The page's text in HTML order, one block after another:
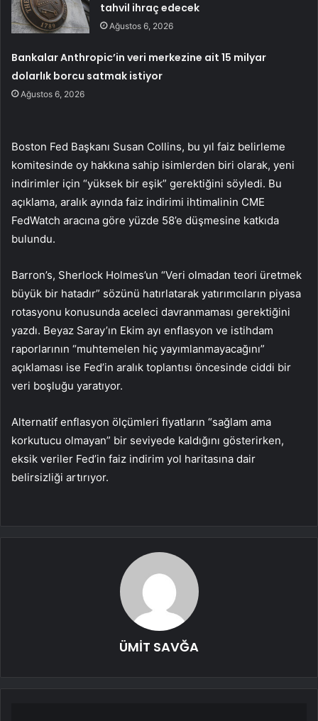
tahvil ihraç edecek
Ağustos 6, 2026
Bankalar Anthropic’in veri merkezine ait 15 milyar
dolarlık borcu satmak istiyor
Ağustos 6, 2026
Boston Fed Başkanı Susan Collins, bu yıl faiz belirleme
komitesinde oy hakkına sahip isimlerden biri olarak, yeni
indirimler için “yüksek bir eşik” gerektiğini söyledi. Bu
açıklama, aralık ayında faiz indirimi ihtimalinin CME
FedWatch aracına göre yüzde 58’e düşmesine katkıda
bulundu.
Barron’s, Sherlock Holmes’un “Veri olmadan teori üretmek
büyük bir hatadır” sözünü hatırlatarak yatırımcıların piyasa
rotasyonu konusunda aceleci davranmaması gerektiğini
yazdı. Beyaz Saray’ın Ekim ayı enflasyon ve istihdam
raporlarının “muhtemelen hiç yayımlanmayacağını”
açıklaması ise Fed’in aralık toplantısı öncesinde ciddi bir
veri boşluğu yaratıyor.
Alternatif enflasyon ölçümleri fiyatların “sağlam ama
korkutucu olmayan” bir seviyede kaldığını gösterirken,
eksik veriler Fed’in faiz indirim yol haritasına dair
belirsizliği artırıyor.
ÜMİT SAVĞA